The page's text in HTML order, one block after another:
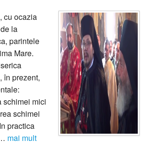
cu ocazia
la
parintele
Mare.
în prezent,
schimei mici
schimei
practica
mai mult